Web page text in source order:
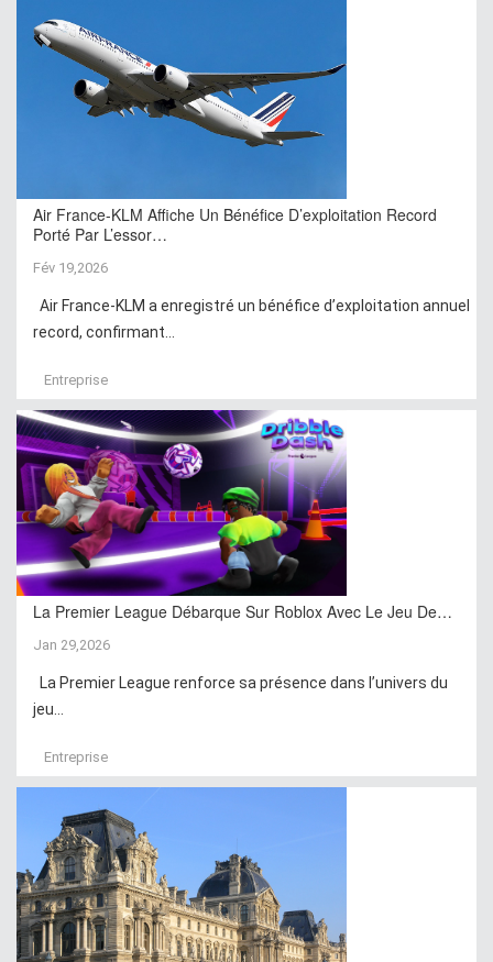
Air France-KLM Affiche Un Bénéfice D’exploitation Record
Porté Par L’essor…
Fév 19,2026
Air France-KLM a enregistré un bénéfice d’exploitation annuel
record, confirmant...
Entreprise
La Premier League Débarque Sur Roblox Avec Le Jeu De…
Jan 29,2026
La Premier League renforce sa présence dans l’univers du
jeu...
Entreprise